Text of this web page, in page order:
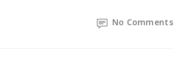
No Comments